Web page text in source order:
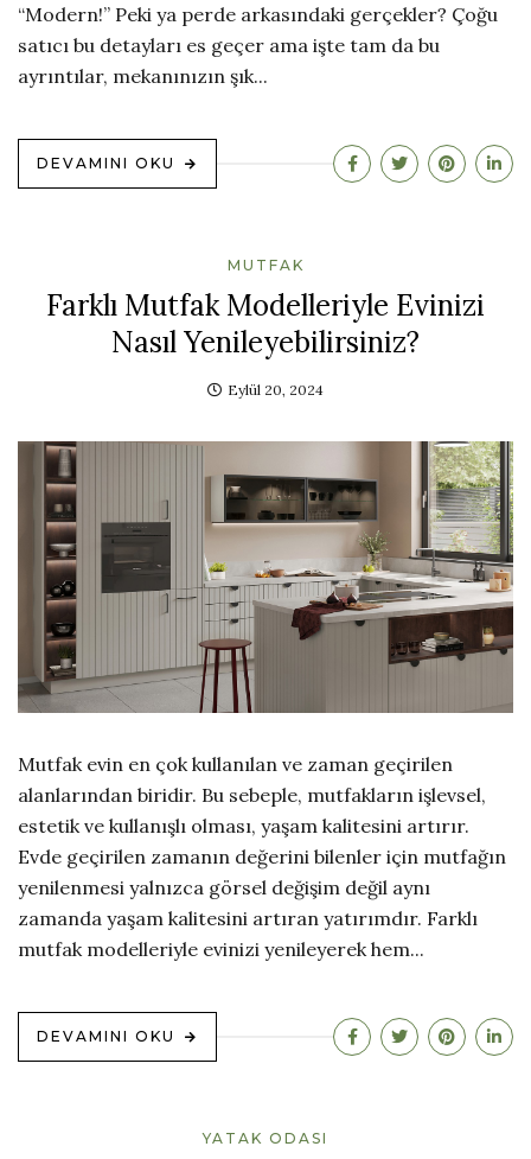
“Modern!” Peki ya perde arkasındaki gerçekler? Çoğu
satıcı bu detayları es geçer ama işte tam da bu
ayrıntılar, mekanınızın şık...
DEVAMINI OKU
MUTFAK
Farklı Mutfak Modelleriyle Evinizi
Nasıl Yenileyebilirsiniz?
Eylül 20, 2024
Mutfak evin en çok kullanılan ve zaman geçirilen
alanlarından biridir. Bu sebeple, mutfakların işlevsel,
estetik ve kullanışlı olması, yaşam kalitesini artırır.
Evde geçirilen zamanın değerini bilenler için mutfağın
yenilenmesi yalnızca görsel değişim değil aynı
zamanda yaşam kalitesini artıran yatırımdır. Farklı
mutfak modelleriyle evinizi yenileyerek hem...
DEVAMINI OKU
YATAK ODASI